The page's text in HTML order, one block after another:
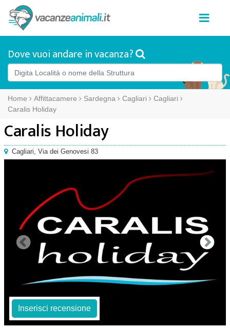
Dove vuoi andare in vacanza?
Home Affittacamere Sardegna Cagliari
Cagliari
Caralis Holiday
Caralis Holiday
Cagliari, Via dei Genovesi 83
Inserisci recensione